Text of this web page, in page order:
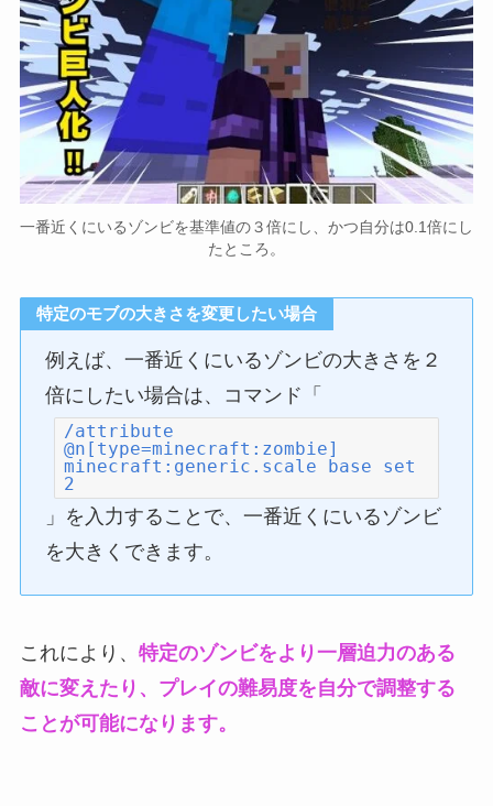
一番近くにいるゾンビを基準値の３倍にし、かつ自分は0.1倍にし
たところ。
特定のモブの大きさを変更したい場合
例えば、一番近くにいるゾンビの大きさを２
倍にしたい場合は、コマンド「
/attribute
@n[type=minecraft:zombie]
minecraft:generic.scale base set
2
」を入力することで、一番近くにいるゾンビ
を大きくできます。
これにより、 特定のゾンビをより一層迫力のある
敵に変えたり、プレイの難易度を自分で調整する
ことが可能になります。